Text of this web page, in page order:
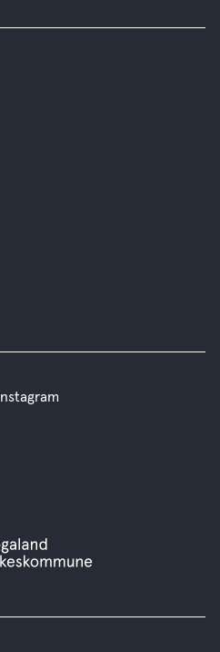
Instagram
Rogaland
fylkeskommune